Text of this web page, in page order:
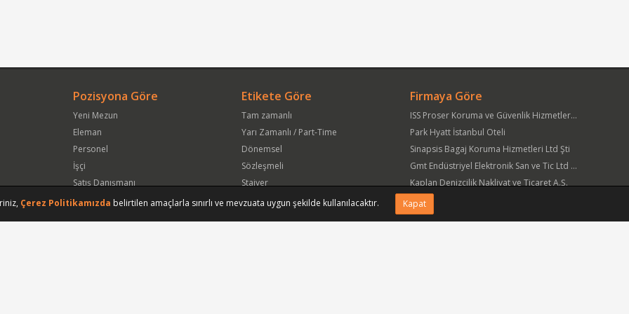
Pozisyona Göre
Yeni Mezun
Eleman
Personel
İşçi
Satış Danışmanı
Öğrenci
Etikete Göre
Tam zamanlı
Yarı Zamanlı / Part-Time
Dönemsel
Sözleşmeli
Stajyer
Freelance
Firmaya Göre
ISS Proser Koruma ve Güvenlik Hizmetleri A.Ş.
Park Hyatt İstanbul Oteli
Sinapsis Bagaj Koruma Hizmetleri Ltd Şti
Gmt Endüstriyel Elektronik San ve Tic Ltd Şti
Kaplan Denizcilik Nakliyat ve Ticaret A.Ş.
APlus Hastane Otelcilik Hizmetleri A.Ş.
Çerez Politikamızda belirtilen amaçlarla sınırlı ve mevzuata uygun şekilde kullanılacaktır. Kapat